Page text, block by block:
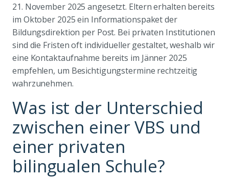
21. November 2025 angesetzt. Eltern erhalten bereits
im Oktober 2025 ein Informationspaket der
Bildungsdirektion per Post. Bei privaten Institutionen
sind die Fristen oft individueller gestaltet, weshalb wir
eine Kontaktaufnahme bereits im Jänner 2025
empfehlen, um Besichtigungstermine rechtzeitig
wahrzunehmen.
Was ist der Unterschied
zwischen einer VBS und
einer privaten
bilingualen Schule?